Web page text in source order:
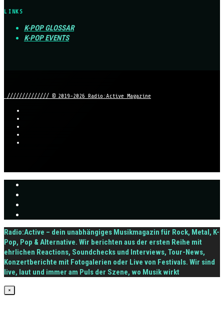
LINKS
K-POP GLOSSAR
K-POP EVENTS
////////////// © 2019-2026 Radio:Active Magazine
Radio:Active – dein unabhängiges Musikmagazin für Rock, Metal, K-
Pop, Pop & Alternative. Wir berichten aus der ersten Reihe mit
ehrlichen Reactions, Soundchecks und Interviews, Tour-News,
Konzertberichte mit Fotogalerien oder Live von Festivals. Wir sind
live, laut und immer am Puls der Szene, wo Musik wirkt
×